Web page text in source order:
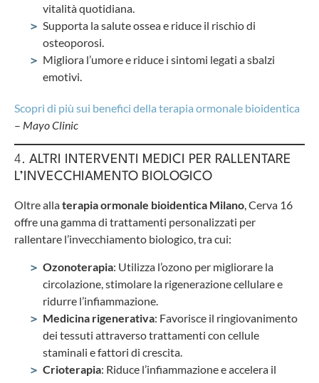
vitalità quotidiana.
Supporta la salute ossea e riduce il rischio di
osteoporosi.
Migliora l’umore e riduce i sintomi legati a sbalzi
emotivi.
Scopri di più sui benefici della terapia ormonale bioidentica
– Mayo Clinic
4. ALTRI INTERVENTI MEDICI PER RALLENTARE
L’INVECCHIAMENTO BIOLOGICO
Oltre allaterapia ormonale bioidentica Milano, Cerva 16
offre una gamma di trattamenti personalizzati per
rallentare l’invecchiamento biologico, tra cui:
Ozonoterapia: Utilizza l’ozono per migliorare la
circolazione, stimolare la rigenerazione cellulare e
ridurre l’infiammazione.
Medicina rigenerativa: Favorisce il ringiovanimento
dei tessuti attraverso trattamenti con cellule
staminali e fattori di crescita.
Crioterapia: Riduce l’infiammazione e accelera il